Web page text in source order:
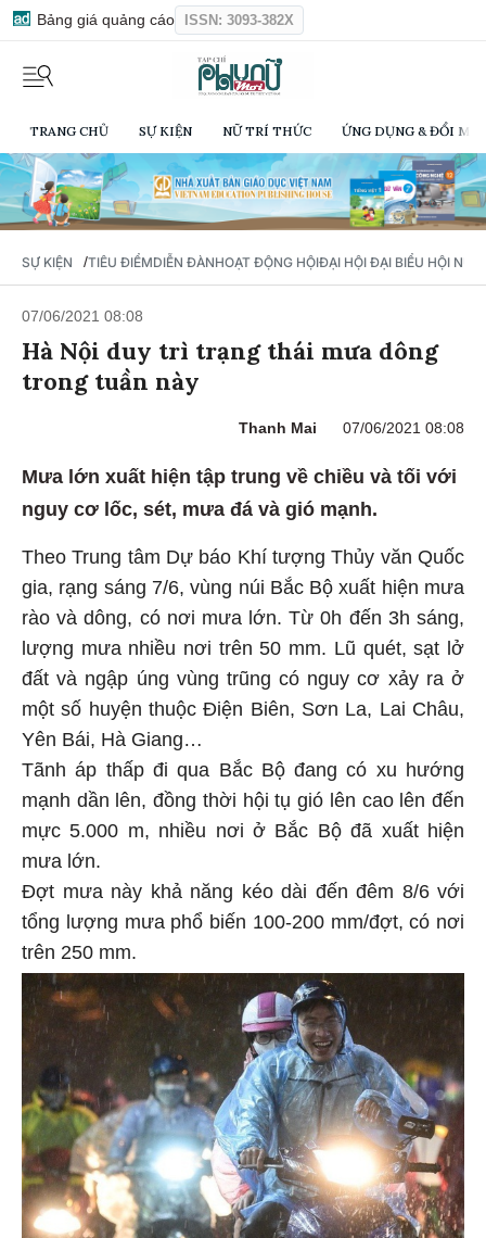
Bảng giá quảng cáo ISSN: 3093-382X
TRANG CHỦ SỰ KIỆN NỮ TRÍ THỨC ỨNG DỤNG & ĐỔI
SỰ KIỆN / TIÊU ĐIỂMDIỄN ĐÀNHOẠT ĐỘNG HỘIĐẠI HỘI ĐẠI BIỂU HỘI NỮ
07/06/2021 08:08
Hà Nội duy trì trạng thái mưa dông
trong tuần này
Thanh Mai 07/06/2021 08:08
Mưa lớn xuất hiện tập trung về chiều và tối với
nguy cơ lốc, sét, mưa đá và gió mạnh.
Theo Trung tâm Dự báo Khí tượng Thủy văn Quốc
gia, rạng sáng 7/6, vùng núi Bắc Bộ xuất hiện mưa
rào và dông, có nơi mưa lớn. Từ 0h đến 3h sáng,
lượng mưa nhiều nơi trên 50 mm. Lũ quét, sạt lở
đất và ngập úng vùng trũng có nguy cơ xảy ra ở
một số huyện thuộc Điện Biên, Sơn La, Lai Châu,
Yên Bái, Hà Giang…
Tãnh áp thấp đi qua Bắc Bộ đang có xu hướng
mạnh dần lên, đồng thời hội tụ gió lên cao lên đến
mực 5.000 m, nhiều nơi ở Bắc Bộ đã xuất hiện
mưa lớn.
Đợt mưa này khả năng kéo dài đến đêm 8/6 với
tổng lượng mưa phổ biến 100-200 mm/đợt, có nơi
trên 250 mm.